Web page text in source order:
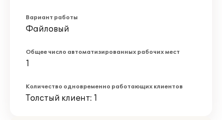
Вариант работы
Файловый
Общее число автоматизированных рабочих мест
1
Количество одновременно работающих клиентов
Толстый клиент: 1